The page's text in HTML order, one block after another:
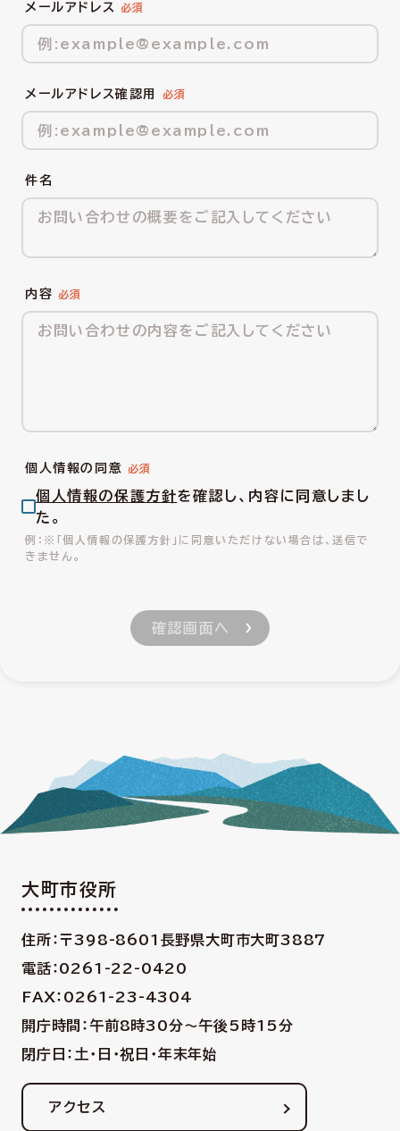
メールアドレス
メールアドレス確認用
件名
内容
個人情報の同意
個人情報の保護方針を確認し、内容に同意しまし
た。
※「個人情報の保護方針」に同意いただけない場合は、送信で
きません。
大町市役所
住所：〒398-8601 長野県大町市大町3887
電話：0261-22-0420
FAX：0261-23-4304
開庁時間：午前8時30分〜午後5時15分
閉庁日：土・日・祝日・年末年始
アクセス